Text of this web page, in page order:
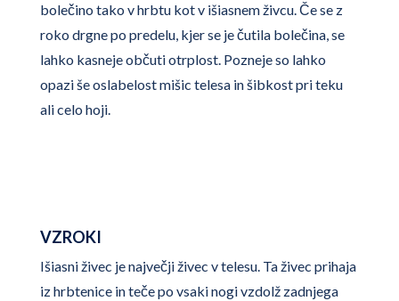
bolečino tako v hrbtu kot v išiasnem živcu. Če se z
roko drgne po predelu, kjer se je čutila bolečina, se
lahko kasneje občuti otrplost. Pozneje so lahko
opazi še oslabelost mišic telesa in šibkost pri teku
ali celo hoji.
VZROKI
Išiasni živec je največji živec v telesu. Ta živec prihaja
iz hrbtenice in teče po vsaki nogi vzdolž zadnjega